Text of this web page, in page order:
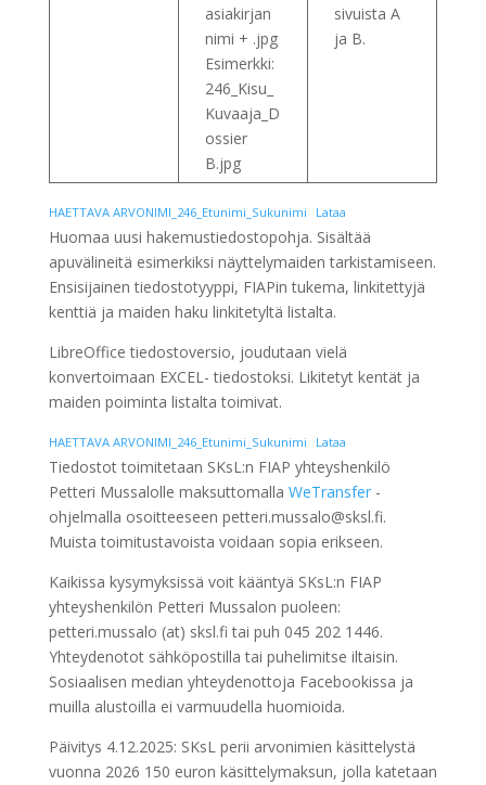
asiakirjan
nimi + .jpg
Esimerkki:
246_Kisu_
Kuvaaja_D
ossier
B.jpg
sivuista A
ja B.
HAETTAVA ARVONIMI_246_Etunimi_Sukunimi Lataa
Huomaa uusi hakemustiedostopohja. Sisältää
apuvälineitä esimerkiksi näyttelymaiden tarkistamiseen.
Ensisijainen tiedostotyyppi, FIAPin tukema, linkitettyjä
kenttiä ja maiden haku linkitetyltä listalta.
LibreOffice tiedostoversio, joudutaan vielä
konvertoimaan EXCEL- tiedostoksi. Likitetyt kentät ja
maiden poiminta listalta toimivat.
HAETTAVA ARVONIMI_246_Etunimi_Sukunimi Lataa
Tiedostot toimitetaan SKsL:n FIAP yhteyshenkilö
Petteri Mussalolle maksuttomalla WeTransfer-
ohjelmalla osoitteeseen petteri.mussalo@sksl.fi.
Muista toimitustavoista voidaan sopia erikseen.
Kaikissa kysymyksissä voit kääntyä SKsL:n FIAP
yhteyshenkilön Petteri Mussalon puoleen:
petteri.mussalo (at) sksl.fi tai puh 045 202 1446.
Yhteydenotot sähköpostilla tai puhelimitse iltaisin.
Sosiaalisen median yhteydenottoja Facebookissa ja
muilla alustoilla ei varmuudella huomioida.
Päivitys 4.12.2025: SKsL perii arvonimien käsittelystä
vuonna 2026 150 euron käsittelymaksun, jolla katetaan